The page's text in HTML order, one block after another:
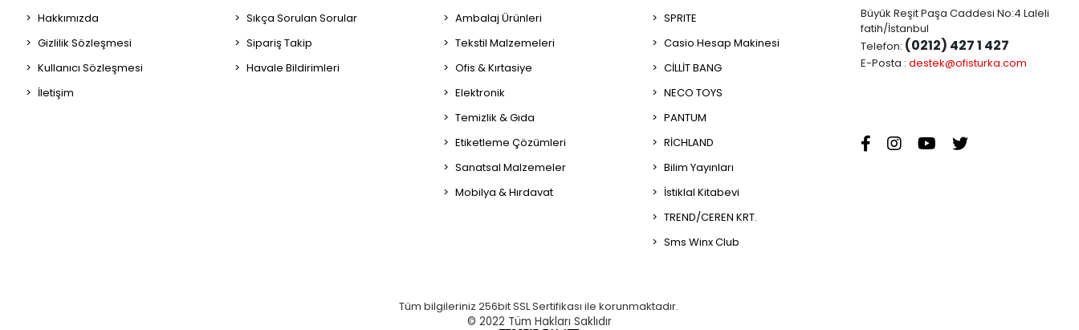
Hakkımızda
Gizlilik Sözleşmesi
Kullanıcı Sözleşmesi
İletişim
Sıkça Sorulan Sorular
Sipariş Takip
Havale Bildirimleri
Ambalaj Ürünleri
Tekstil Malzemeleri
Ofis & Kırtasiye
Elektronik
Temizlik & Gıda
Etiketleme Çözümleri
Sanatsal Malzemeler
Mobilya & Hırdavat
SPRITE
Casio Hesap Makinesi
CİLLİT BANG
NECO TOYS
PANTUM
RİCHLAND
Bilim Yayınları
İstiklal Kitabevi
TREND/CEREN KRT.
Sms Winx Club
Büyük Reşit Paşa Caddesi No:4 Laleli
fatih/İstanbul
Telefon: (0212) 427 1 427
E-Posta : destek@ofisturka.com
Tüm bilgileriniz 256bit SSL Sertifikası ile korunmaktadır.
© 2022 Tüm Hakları Saklıdır